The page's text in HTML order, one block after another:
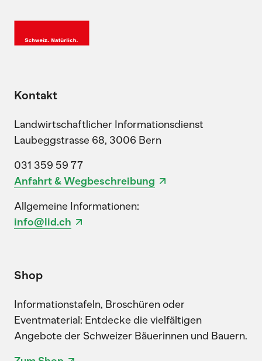
Kontakt
Landwirtschaftlicher Informationsdienst
Laubeggstrasse 68, 3006 Bern
031 359 59 77
Anfahrt & Wegbeschreibung
Allgemeine Informationen:
info@lid.ch
Shop
Informationstafeln, Broschüren oder
Eventmaterial: Entdecke die vielfältigen
Angebote der Schweizer Bäuerinnen und Bauern.